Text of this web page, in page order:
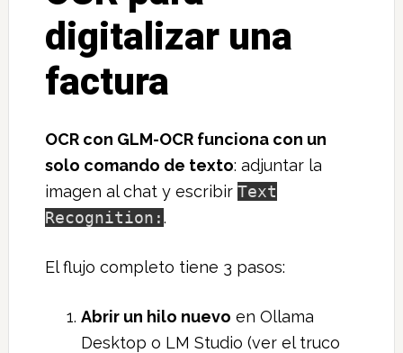
digitalizar una
factura
OCR con GLM-OCR funciona con un
solo comando de texto: adjuntar la
imagen al chat y escribir Text
Recognition:.
El flujo completo tiene 3 pasos:
Abrir un hilo nuevo en Ollama
Desktop o LM Studio (ver el truco